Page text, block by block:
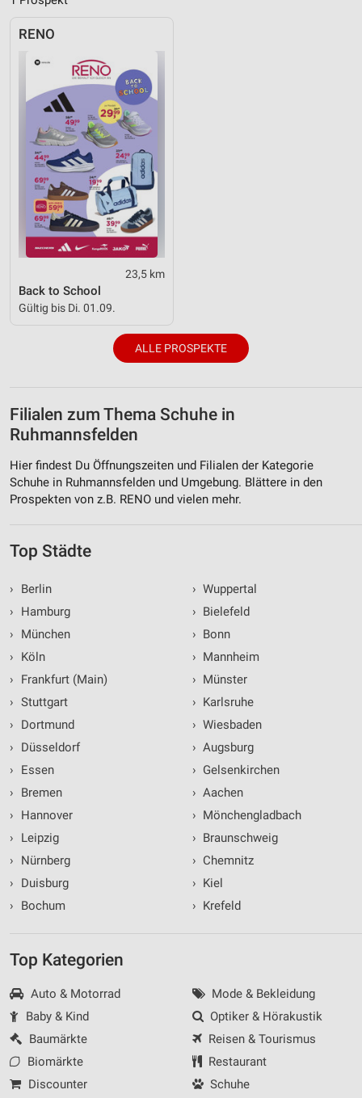
RENO
23,5 km
Back to School
Gültig bis Di. 01.09.
ALLE PROSPEKTE
Filialen zum Thema Schuhe in
Ruhmannsfelden
Hier findest Du Öffnungszeiten und Filialen der Kategorie
Schuhe in Ruhmannsfelden und Umgebung. Blättere in den
Prospekten von z.B. RENO und vielen mehr.
Top Städte
›
Berlin
›
Hamburg
›
München
›
Köln
›
Frankfurt (Main)
› Stuttgart
›
Dortmund
›
Düsseldorf
›
Essen
›
Bremen
›
Hannover
›
Leipzig
›
Nürnberg
›
Duisburg
›
Bochum
› Wuppertal
› Bielefeld
› Bonn
› Mannheim
› Münster
› Karlsruhe
› Wiesbaden
› Augsburg
› Gelsenkirchen
› Aachen
› Mönchengladbach
› Braunschweig
› Chemnitz
› Kiel
› Krefeld
Top Kategorien
Auto & Motorrad
Baby & Kind
Baumärkte
Biomärkte
Discounter
Mode & Bekleidung
Optiker & Hörakustik
Reisen & Tourismus
Restaurant
Schuhe
Performance
Funktional
Werbung